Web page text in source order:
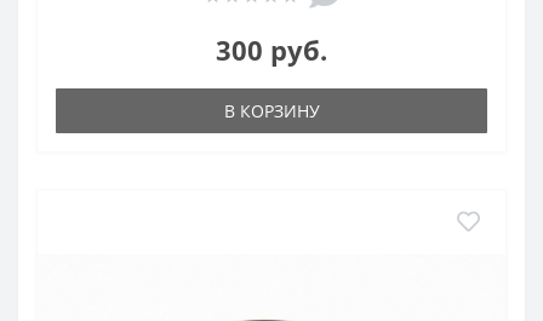
300 руб.
В КОРЗИНУ